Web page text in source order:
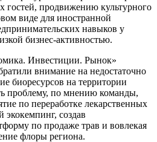
гостей, продвижению культурного
виде для иностранной
навыков у
бизнес-активностью.
Инвестиции. Рынок»
внимание на недостаточно
биоресурсов на территории
проблему, по мнению команды,
по переработке лекарственных
экокемпинг, создав
по продаже трав и вовлекая
флоры региона.